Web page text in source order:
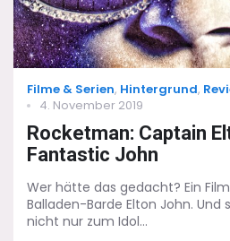
Categories
Filme & Serien, Hintergrund,
Posted
4. November 2019
Rocketman: Captain
Fantastic John
Wer hätte das gedacht? Ein
Balladen-Barde Elton John. Und
nicht nur zum Idol...